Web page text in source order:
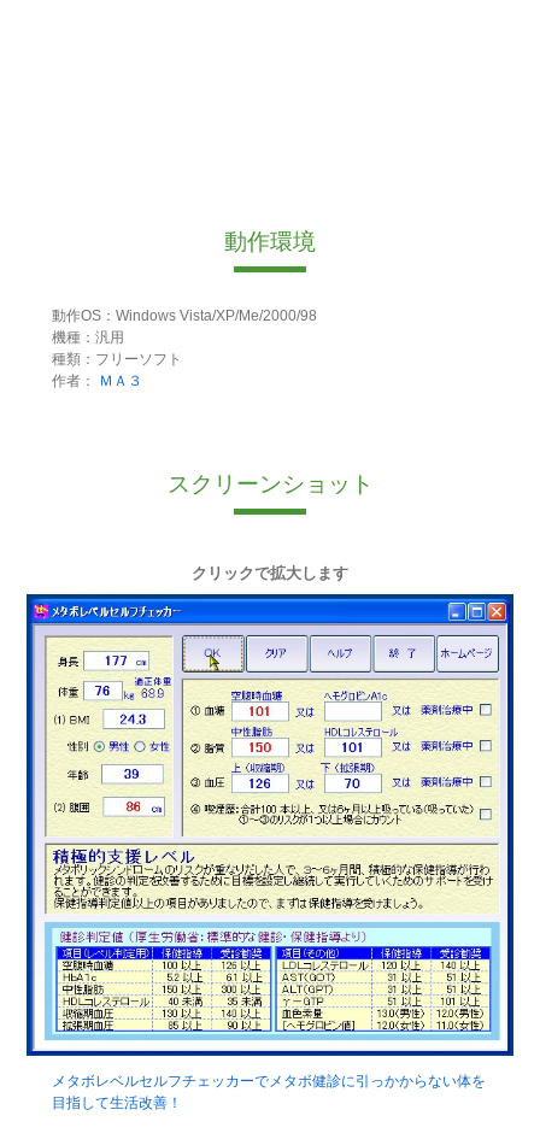
動作環境
動作OS：Windows Vista/XP/Me/2000/98
機種：汎用
種類：フリーソフト
作者：
ＭＡ３
スクリーンショット
クリックで拡大します
メタボレベルセルフチェッカーでメタボ健診に引っかからない体を
目指して生活改善！